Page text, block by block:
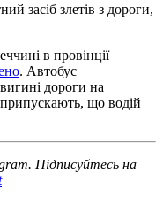
засіб злетів з дороги,
в провінції
. Автобус
дороги на
що водій
Підписуйтесь на